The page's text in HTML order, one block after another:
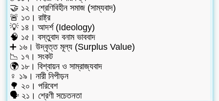
🤝 ১২। শ্রেণিবিহীন সমাজ (সাম্যবাদ)
🚨 ১৩। রাষ্ট্র
💡 ১৪। আদর্শ (Ideology)
🧠 ১৫। বস্তুবাদ বনাম ভাববাদ
➕ ১৬। উদ্বৃত্ত মূল্য (Surplus Value)
📉 ১৭। সংকট
🌍 ১৮। বিশ্বায়ন ও সাম্রাজ্যবাদ
♀️ ১৯। নারী নিপীড়ন
🌳 ২০। পরিবেশ
🗣️ ২১। শ্রেণী সচেতনতা